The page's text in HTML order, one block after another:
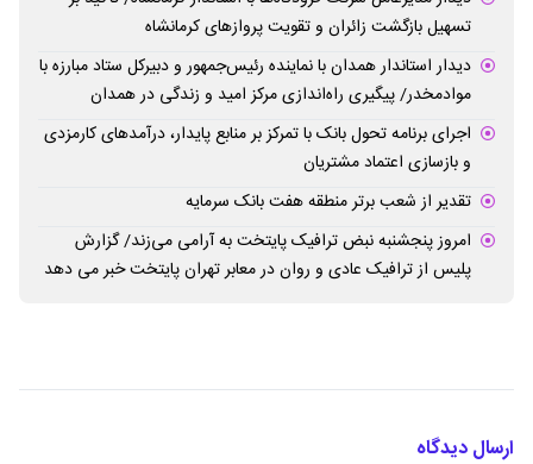
تسهیل بازگشت زائران و تقویت پروازهای کرمانشاه
دیدار استاندار همدان با نماینده رئیس‌جمهور و دبیرکل ستاد مبارزه با
موادمخدر/ پیگیری راه‌اندازی مرکز امید و زندگی در همدان
اجرای برنامه تحول بانک با تمرکز بر منابع پایدار، درآمدهای کارمزدی
و بازسازی اعتماد مشتریان
تقدیر از شعب برتر منطقه هفت بانک سرمایه
امروز پنجشنبه نبض ترافیک پایتخت به آرامی می‌زند/ گزارش
پلیس از ترافیک عادی و روان در معابر تهران پایتخت خبر می دهد
ارسال دیدگاه